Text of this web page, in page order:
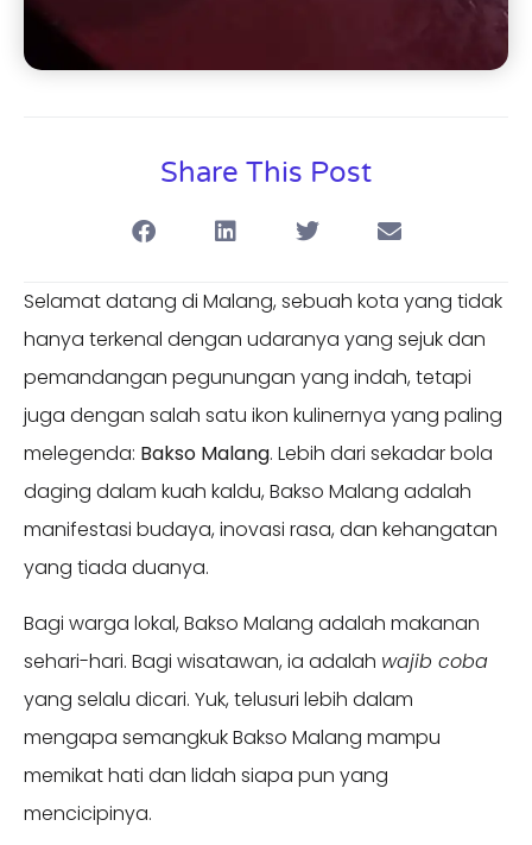
Share This Post
Selamat datang di Malang, sebuah kota yang tidak
hanya terkenal dengan udaranya yang sejuk dan
pemandangan pegunungan yang indah, tetapi
juga dengan salah satu ikon kulinernya yang paling
melegenda: Bakso Malang. Lebih dari sekadar bola
daging dalam kuah kaldu, Bakso Malang adalah
manifestasi budaya, inovasi rasa, dan kehangatan
yang tiada duanya.
Bagi warga lokal, Bakso Malang adalah makanan
sehari-hari. Bagi wisatawan, ia adalah wajib coba
yang selalu dicari. Yuk, telusuri lebih dalam
mengapa semangkuk Bakso Malang mampu
memikat hati dan lidah siapa pun yang
mencicipinya.